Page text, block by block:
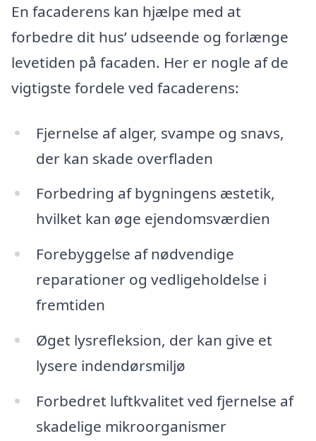
En facaderens kan hjælpe med at
forbedre dit hus’ udseende og forlænge
levetiden på facaden. Her er nogle af de
vigtigste fordele ved facaderens:
Fjernelse af alger, svampe og snavs,
der kan skade overfladen
Forbedring af bygningens æstetik,
hvilket kan øge ejendomsværdien
Forebyggelse af nødvendige
reparationer og vedligeholdelse i
fremtiden
Øget lysrefleksion, der kan give et
lysere indendørsmiljø
Forbedret luftkvalitet ved fjernelse af
skadelige mikroorganismer